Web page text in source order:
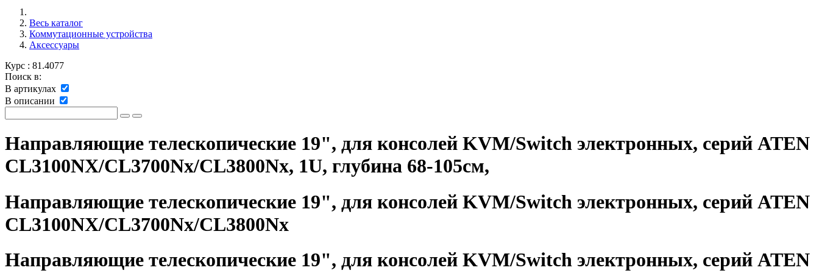
Весь каталог
Коммутационные устройства
Аксессуары
Курс : 81.4077
Поиск в:
В артикулах
В описании
Направляющие телескопические 19", для консолей KVM/Switch электронных, серий ATEN
CL3100NX/CL3700Nx/CL3800Nx, 1U, глубина 68-105cм,
Направляющие телескопические 19", для консолей KVM/Switch электронных, серий ATEN
CL3100NX/CL3700Nx/CL3800Nx
Направляющие телескопические 19", для консолей KVM/Switch электронных, серий ATEN